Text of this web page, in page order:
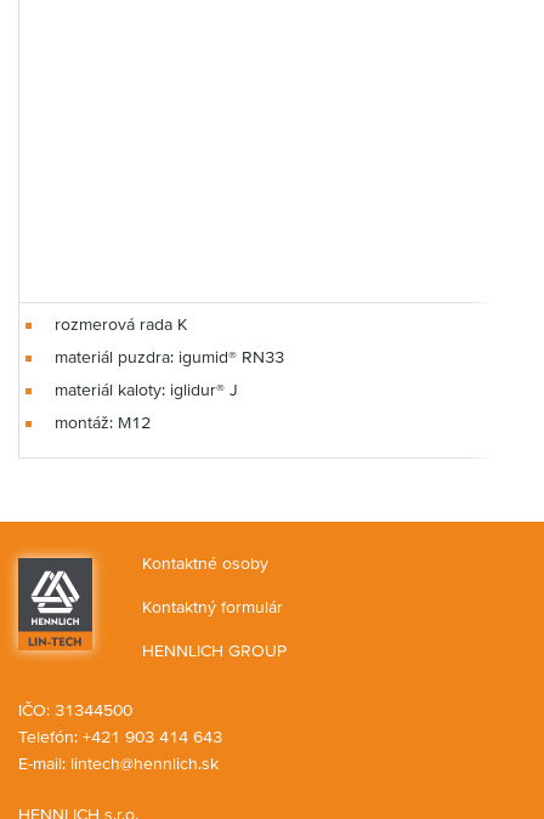
rozmerová rada K
materiál puzdra: igumid® RN33
materiál kaloty: iglidur® J
montáž: M12
Kontaktné osoby
Kontaktný formulár
HENNLICH GROUP
HENNLICH s.r.o.
IČO: 31344500
Telefón: +421 903 414 643
E-mail: lintech@hennlich.sk